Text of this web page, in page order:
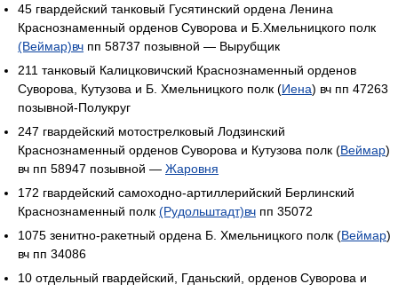
45 гвардейский танковый Гусятинский ордена Ленина
Краснознаменный орденов Суворова и Б.Хмельницкого полк
(Веймар)вч пп 58737 позывной — Вырубщик
211 танковый Калицковичский Краснознаменный орденов
Суворова, Кутузова и Б. Хмельницкого полк (Иена) вч пп 47263
позывной-Полукруг
247 гвардейский мотострелковый Лодзинский
Краснознаменный орденов Суворова и Кутузова полк (Веймар)
вч пп 58947 позывной — Жаровня
172 гвардейский самоходно-артиллерийский Берлинский
Краснознаменный полк (Рудольштадт)вч пп 35072
1075 зенитно-ракетный ордена Б. Хмельницкого полк (Веймар)
вч пп 34086
10 отдельный гвардейский, Гданьский, орденов Суворова и